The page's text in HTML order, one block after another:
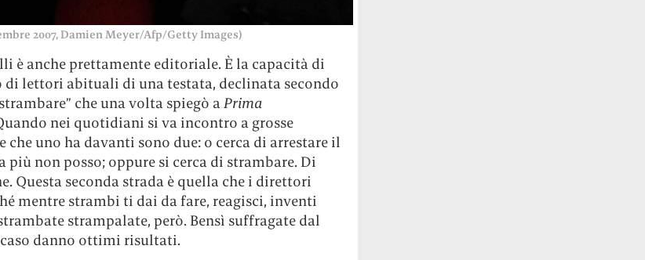
2007, Damien Meyer/Afp/Getty Images)
è anche prettamente editoriale. È la capacità di
di lettori abituali di una testata, declinata secondo
che una volta spiegò a Prima
nei quotidiani si va incontro a grosse
uno ha davanti sono due: o cerca di arrestare il
più non posso; oppure si cerca di strambare. Di
Questa seconda strada è quella che i direttori
mentre strambi ti dai da fare, reagisci, inventi
strampalate, però. Bensì suffragate dal
danno ottimi risultati.